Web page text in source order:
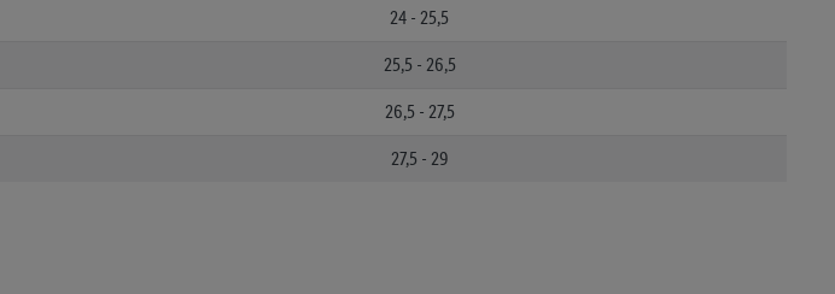
24 - 25,5
25,5 - 26,5
26,5 - 27,5
27,5 - 29